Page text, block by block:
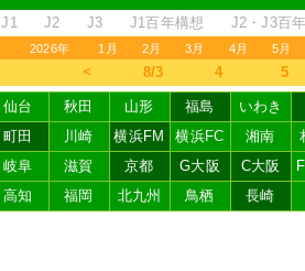
J1 J2 J3 J1百年構想 J2・J3百
2026年 1月 2月 3月 4月 5月
＜ 8/3 4 5
仙台 秋田 山形 福島
いわき
町田 川崎 横浜FM 横浜FC 湘南
岐阜 滋賀 京都 G大阪 C大阪
高知 福岡 北九州 鳥栖 長崎